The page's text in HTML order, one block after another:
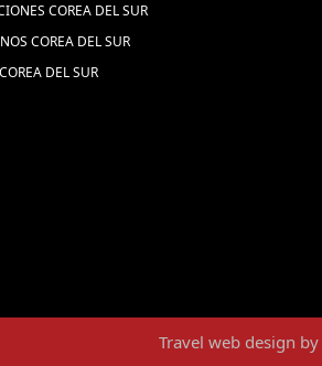
COREA DEL SUR
COREA DEL SUR
DEL SUR
Travel web design by